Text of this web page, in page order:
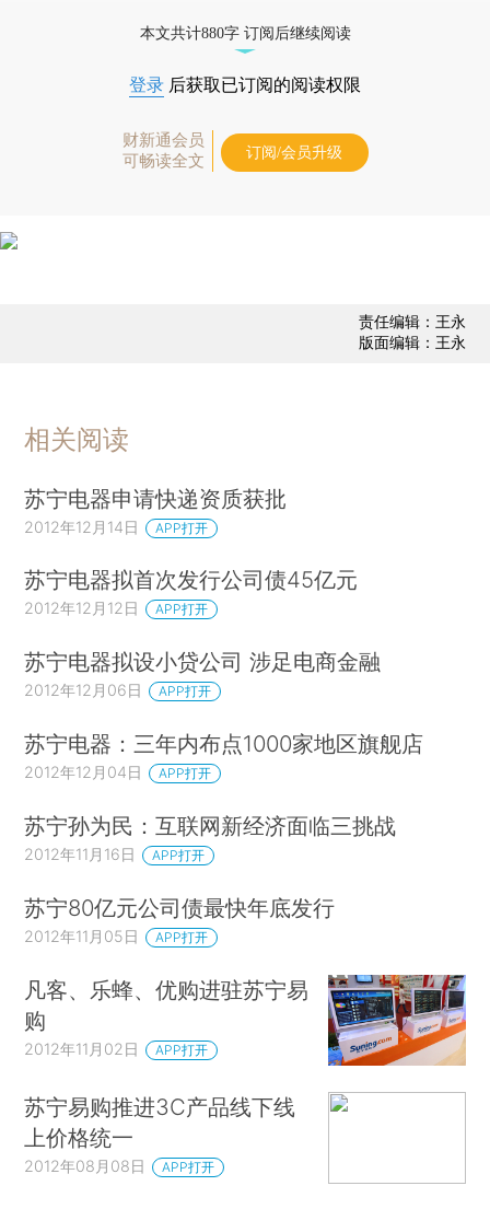
本文共计880字 订阅后继续阅读
登录 后获取已订阅的阅读权限
财新通会员
可畅读全文
订阅/会员升级
责任编辑：王永
版面编辑：王永
相关阅读
苏宁电器申请快递资质获批
2012年12月14日 APP打开
苏宁电器拟首次发行公司债45亿元
2012年12月12日 APP打开
苏宁电器拟设小贷公司 涉足电商金融
2012年12月06日 APP打开
苏宁电器：三年内布点1000家地区旗舰店
2012年12月04日 APP打开
苏宁孙为民：互联网新经济面临三挑战
2012年11月16日 APP打开
苏宁80亿元公司债最快年底发行
2012年11月05日 APP打开
凡客、乐蜂、优购进驻苏宁易
购
2012年11月02日 APP打开
苏宁易购推进3C产品线下线
上价格统一
2012年08月08日 APP打开